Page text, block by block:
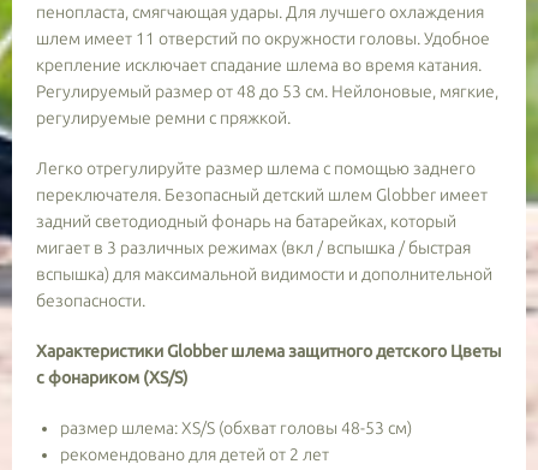
пенопласта, смягчающая удары. Для лучшего охлаждения
шлем имеет 11 отверстий по окружности головы. Удобное
крепление исключает спадание шлема во время катания.
Регулируемый размер от 48 до 53 см. Нейлоновые, мягкие,
регулируемые ремни с пряжкой.
Легко отрегулируйте размер шлема с помощью заднего
переключателя. Безопасный детский шлем Globber имеет
задний светодиодный фонарь на батарейках, который
мигает в 3 различных режимах (вкл / вспышка / быстрая
вспышка) для максимальной видимости и дополнительной
безопасности.
Характеристики Globber шлема защитного детского Цветы
с фонариком (XS/S)
размер шлема: XS/S (обхват головы 48-53 см)
рекомендовано для детей от 2 лет